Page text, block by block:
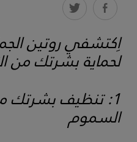
اِكتشفي روتين
لحماية بشرتك من
1: تنظيف بشرتك
السموم